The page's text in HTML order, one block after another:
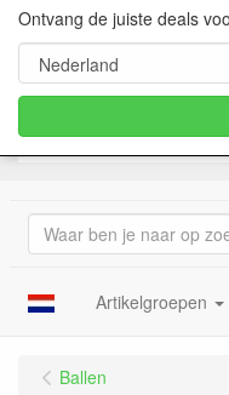
Artikelgroepen
Ballen
Ontvang de juiste deals